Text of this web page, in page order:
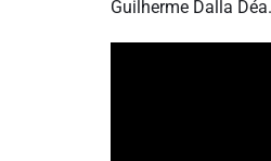
Guilherme Dalla Déa.